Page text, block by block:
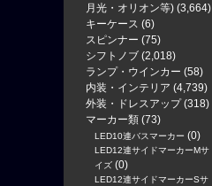
月光・オリオン等) (3,664)
キーケース (6)
スピンナー (75)
シフトノブ (2,018)
ランプ・ウインカー (58)
内装・インテリア (4,739)
外装・ドレスアップ (318)
マーカー類 (73)
LED10連バスマーカー (0)
LED12連サイドマーカーMサ
イズ (0)
LED12連サイドマーカーSサ